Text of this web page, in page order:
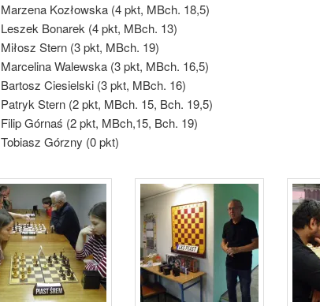
Marzena Kozłowska (4 pkt, MBch. 18,5)
Leszek Bonarek (4 pkt, MBch. 13)
Miłosz Stern (3 pkt, MBch. 19)
Marcelina Walewska (3 pkt, MBch. 16,5)
Bartosz Ciesielski (3 pkt, MBch. 16)
Patryk Stern (2 pkt, MBch. 15, Bch. 19,5)
Filip Górnaś (2 pkt, MBch,15, Bch. 19)
Tobiasz Górzny (0 pkt)